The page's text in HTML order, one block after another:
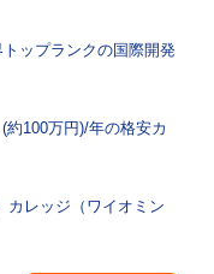
トップランクの国際開発
約100万円)/年の格安カ
カレッジ（ワイオミン